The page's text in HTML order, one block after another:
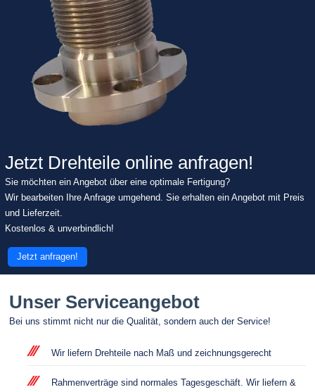
Jetzt Drehteile online anfragen!
Sie möchten ein Angebot über eine optimale Fertigung?
Wir bearbeiten Ihre Anfrage umgehend. Sie erhalten ein Angebot mit Preis
und Lieferzeit.
Kostenlos & unverbindlich!
Jetzt anfragen!
Unser Serviceangebot
Bei uns stimmt nicht nur die Qualität, sondern auch der Service!
Wir liefern Drehteile nach Maß und zeichnungsgerecht
Rahmenverträge sind normales Tagesgeschäft. Wir liefern &